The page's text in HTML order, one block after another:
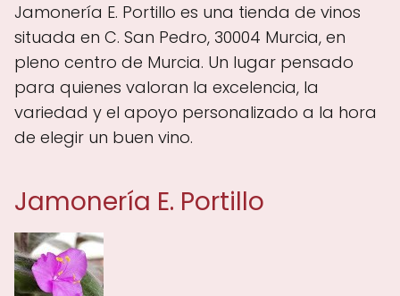
Jamonería E. Portillo es una tienda de vinos
situada en C. San Pedro, 30004 Murcia, en
pleno centro de Murcia. Un lugar pensado
para quienes valoran la excelencia, la
variedad y el apoyo personalizado a la hora
de elegir un buen vino.
Jamonería E. Portillo